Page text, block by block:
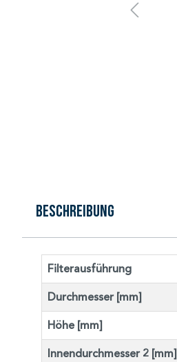
Beschreibung
Filterausführung
Durchmesser [mm]
Höhe [mm]
Innendurchmesser 2 [mm]